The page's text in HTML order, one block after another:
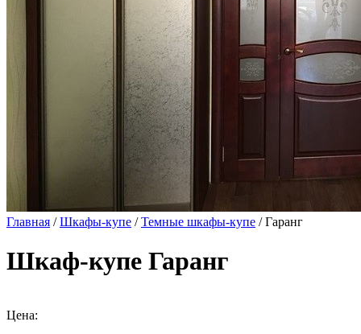
Главная /Шкафы-купе /Темные шкафы-купе / Гаранг
Шкаф-купе Гаранг
Цена: